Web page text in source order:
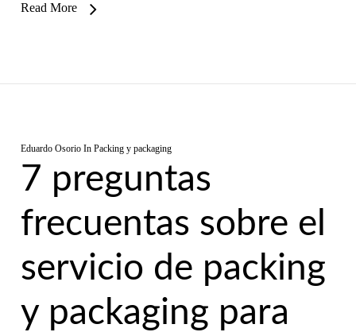
Read More
Eduardo Osorio In Packing y packaging
7 preguntas
frecuentas sobre el
servicio de packing
y packaging para